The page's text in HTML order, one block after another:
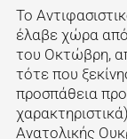
Το
έλαβε χώρα
του Οκτώβρη,
τότε που
προσπάθεια
Ανατολικής